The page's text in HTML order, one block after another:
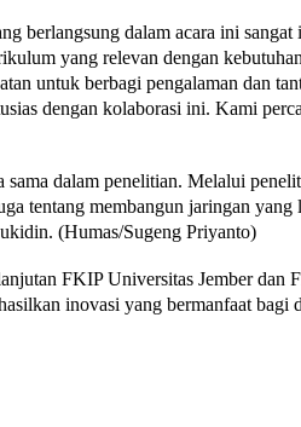
berlangsung dalam acara ini
yang relevan dengan
untuk berbagi pengalaman dan
dengan kolaborasi ini. Kami
dalam penelitian. Melalui
tentang membangun jaringan
(Humas/Sugeng Priyanto)
FKIP Universitas Jember
inovasi yang bermanfaat bagi